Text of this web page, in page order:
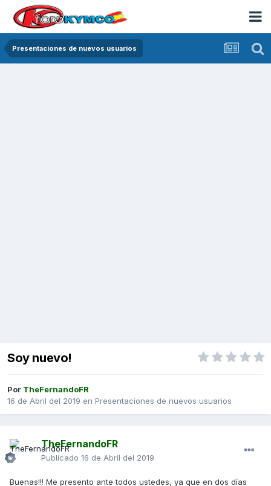
Presentaciones de nuevos usuarios
Soy nuevo!
Por TheFernandoFR
16 de Abril del 2019 en Presentaciones de nuevos usuarios
TheFernandoFR
Publicado 16 de Abril del 2019
Buenas!!! Me presento ante todos ustedes, ya que en dos días